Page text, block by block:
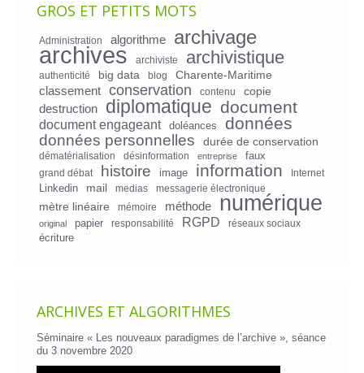
GROS ET PETITS MOTS
Administration algorithme archivage
archives archiviste archivistique
authenticité big data blog
Charente-Maritime
classement
conservation contenu
copie
destruction
diplomatique document
document engageant doléances données
données personnelles durée de conservation
dématérialisation désinformation entreprise faux
grand débat histoire image information Internet
Linkedin mail medias messagerie électronique
mètre linéaire mémoire méthode numérique
original papier responsabilité RGPD réseaux sociaux
écriture
ARCHIVES ET ALGORITHMES
Séminaire « Les nouveaux paradigmes de l’archive », séance
du 3 novembre 2020